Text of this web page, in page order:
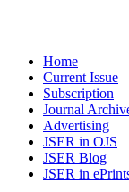
Home
Current Issue
Subscription
Journal
Advertising
JSER in OJS
JSER Blog
JSER in